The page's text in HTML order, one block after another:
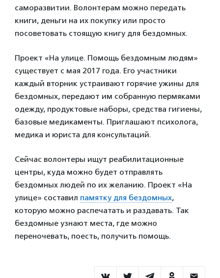
саморазвитии. Волонтерам можно передать
книги, деньги на их покупку или просто
посоветовать стоящую книгу для бездомных.
Проект «На улице. Помощь бездомным людям»
существует с мая 2017 года. Его участники
каждый вторник устраивают горячие ужины для
бездомных, передают им собранную пермяками
одежду, продуктовые наборы, средства гигиены,
базовые медикаменты. Приглашают психолога,
медика и юриста для консультаций.
Сейчас волонтеры ищут реабилитационные
центры, куда можно будет отправлять
бездомных людей по их желанию. Проект «На
улице» составил памятку для бездомных,
которую можно распечатать и раздавать. Так
бездомные узнают места, где можно
переночевать, поесть, получить помощь.